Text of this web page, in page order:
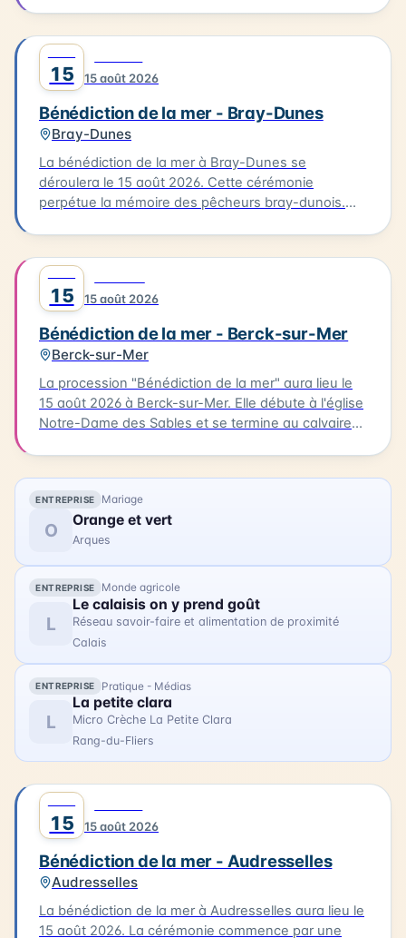
15 15 août 2026
Bénédiction de la mer - Bray-Dunes
Bray-Dunes
La bénédiction de la mer à Bray-Dunes se
déroulera le 15 août 2026. Cette cérémonie
perpétue la mémoire des pêcheurs bray-dunois.
traditionnels jusqu'à la plage. L'homologue est
ensuite rendu aux marins disparus. Cette tradition
est une occasion pour les habitants de se
15 15 août 2026
Bénédiction de la mer - Berck-sur-Mer
Berck-sur-Mer
La procession "Bénédiction de la mer" aura lieu le
15 août 2026 à Berck-sur-Mer. Elle débute à l'église
Notre-Dame des Sables et se termine au calvaire
des bateaux. Vous pourrez également profiter
d'animations, de stands associatifs et d'un feu
d'artifices en soirée. Cette célébration est un
moment unique pour les habitants et les visiteurs
de Berck-sur-Mer.
ENTREPRISE Mariage
O Orange et vert
Arques
ENTREPRISE Monde agricole
L
Le calaisis on y prend goût
Réseau savoir-faire et alimentation de proximité
Calais
ENTREPRISE Pratique - Médias
L
La petite clara
Micro Crèche La Petite Clara
Rang-du-Fliers
15 15 août 2026
Bénédiction de la mer - Audresselles
Audresselles
La bénédiction de la mer à Audresselles aura lieu le
15 août 2026. La cérémonie commence par une